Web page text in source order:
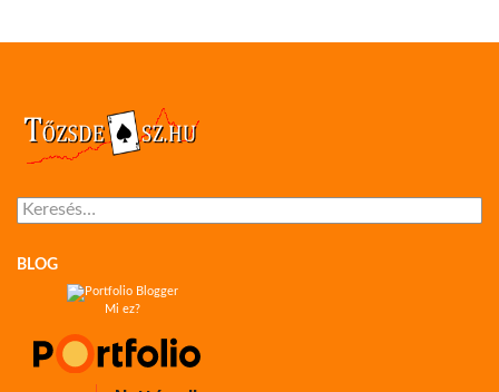
Keresés:
BLOG
Mi ez?